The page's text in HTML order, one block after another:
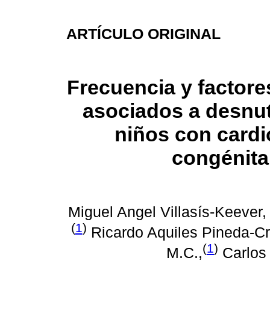
ARTÍCULO ORIGINAL
Frecuencia y
asociados a
niños con
congénita
Miguel Angel Villasís-
(1) Ricardo Aquiles Pineda-
M.C.,(1)